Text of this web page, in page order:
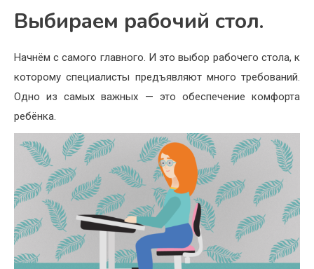
Выбираем рабочий стол.
Начнём с самого главного. И это выбор рабочего стола, к
которому специалисты предъявляют много требований.
Одно из самых важных — это обеспечение комфорта
ребёнка.